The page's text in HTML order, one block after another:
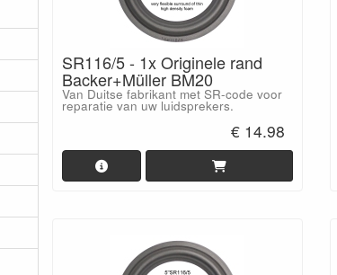
SR116/5 - 1x Originele rand
Backer+Müller BM20
Van Duitse fabrikant met SR-code voor
reparatie van uw luidsprekers.
€ 14.98